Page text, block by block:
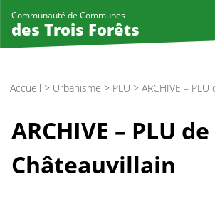
Communauté de Communes
des Trois Forêts
Accueil > Urbanisme > PLU > ARCHIVE –
ARCHIVE – PLU de
Châteauvillain